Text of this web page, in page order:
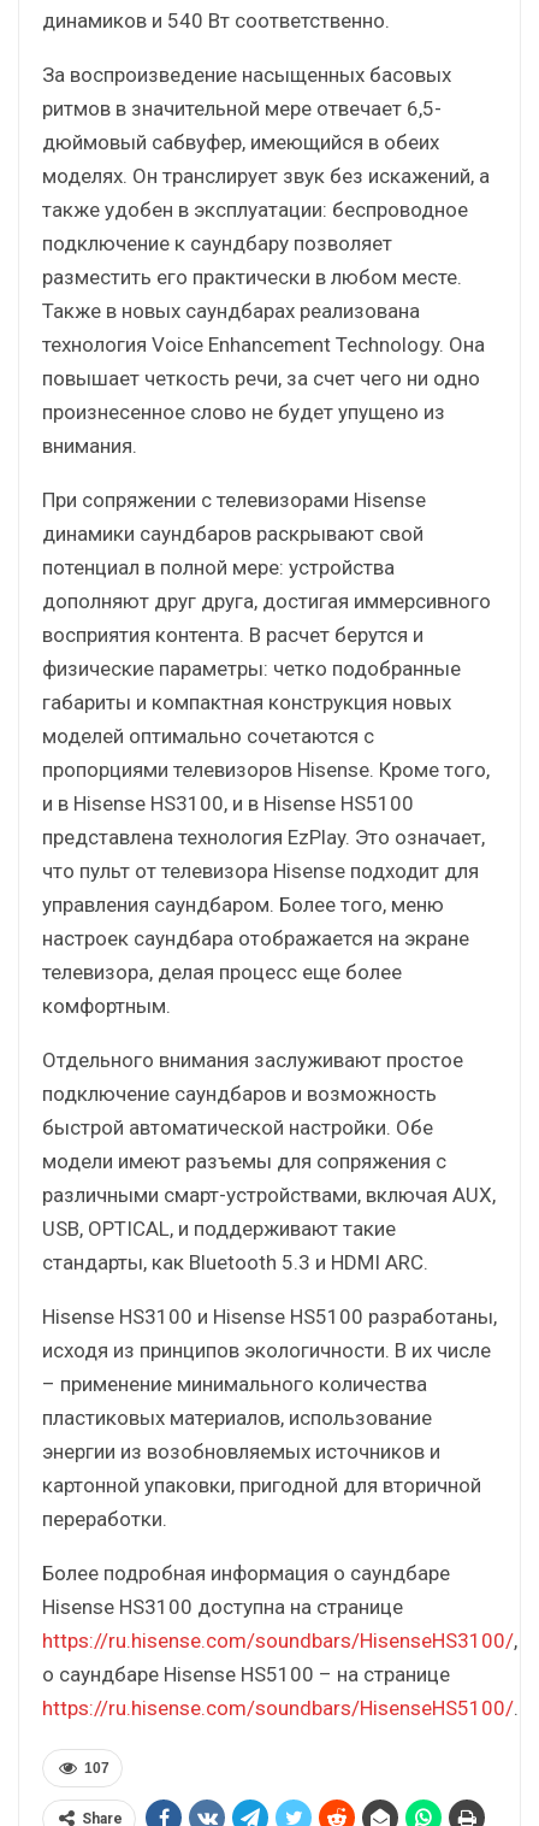
динамиков и 540 Вт соответственно.
За воспроизведение насыщенных басовых
ритмов в значительной мере отвечает 6,5-
дюймовый сабвуфер, имеющийся в обеих
моделях. Он транслирует звук без искажений, а
также удобен в эксплуатации: беспроводное
подключение к саундбару позволяет
разместить его практически в любом месте.
Также в новых саундбарах реализована
технология Voice Enhancement Technology. Она
повышает четкость речи, за счет чего ни одно
произнесенное слово не будет упущено из
внимания.
При сопряжении с телевизорами Hisense
динамики саундбаров раскрывают свой
потенциал в полной мере: устройства
дополняют друг друга, достигая иммерсивного
восприятия контента. В расчет берутся и
физические параметры: четко подобранные
габариты и компактная конструкция новых
моделей оптимально сочетаются с
пропорциями телевизоров Hisense. Кроме того,
и в Hisense HS3100, и в Hisense HS5100
представлена технология EzPlay. Это означает,
что пульт от телевизора Hisense подходит для
управления саундбаром. Более того, меню
настроек саундбара отображается на экране
телевизора, делая процесс еще более
комфортным.
Отдельного внимания заслуживают простое
подключение саундбаров и возможность
быстрой автоматической настройки. Обе
модели имеют разъемы для сопряжения с
различными смарт-устройствами, включая AUX,
USB, OPTICAL, и поддерживают такие
стандарты, как Bluetooth 5.3 и HDMI ARC.
Hisense HS3100 и Hisense HS5100 разработаны,
исходя из принципов экологичности. В их числе
– применение минимального количества
пластиковых материалов, использование
энергии из возобновляемых источников и
картонной упаковки, пригодной для вторичной
переработки.
Более подробная информация о саундбаре
Hisense HS3100 доступна на странице
https://ru.hisense.com/soundbars/HisenseHS3100/,
о саундбаре Hisense HS5100 – на странице
https://ru.hisense.com/soundbars/HisenseHS5100/.
107
Share